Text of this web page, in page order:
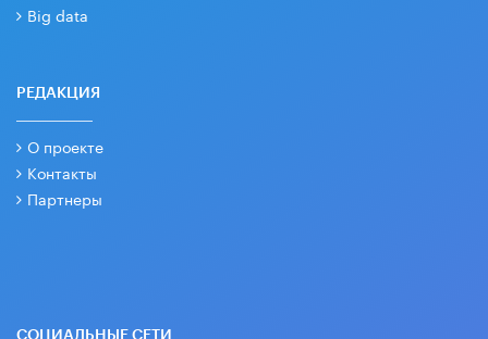
Big data
РЕДАКЦИЯ
О проекте
Контакты
Партнеры
СОЦИАЛЬНЫЕ СЕТИ